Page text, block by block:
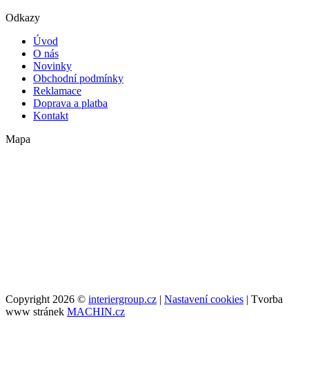
Odkazy
Úvod
O nás
Novinky
Obchodní podmínky
Reklamace
Doprava a platba
Kontakt
Mapa
Copyright 2026 © interiergroup.cz | Nastavení cookies | Tvorba
www stránek MACHIN.cz